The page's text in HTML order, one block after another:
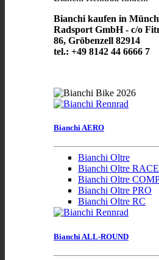
Bianchi kaufen in
Radsport GmbH - c/o
86, Gröbenzell 82914
tel.: +49 8142 44 6666 7
Bianchi AERO
Bianchi Oltre
Bianchi Oltre RACE
Bianchi Oltre
Bianchi Oltre PRO
Bianchi Oltre RC
Bianchi ALL-ROUND